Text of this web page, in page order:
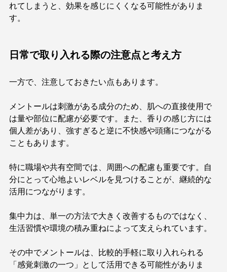
れてしまうと、効果を感じにくくなる可能性がありま
す。
日常で取り入れる際の注意点と考え方
一方で、注意しておきたい点もあります。
メントールは刺激がある成分のため、肌への直接使用で
は量や部位に配慮が必要です。また、香りの感じ方には
個人差があり、強すぎると逆に不快感や頭痛につながる
こともあります。
特に職場や共有空間では、周囲への配慮も重要です。自
分にとって心地よいレベルを見つけることが、継続的な
活用につながります。
集中力は、単一の方法で大きく改善するものではなく、
生活習慣や環境の積み重ねによって支えられています。
その中でメントールは、比較的手軽に取り入れられる
「感覚刺激の一つ」として活用できる可能性がありま